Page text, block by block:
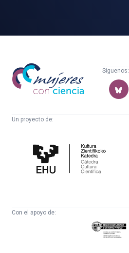
Mujeres
con
ciencia
Síguenos:
Un proyecto de:
Cultura
Científica
Con el apoyo de:
Eusko
Jaurlaritza